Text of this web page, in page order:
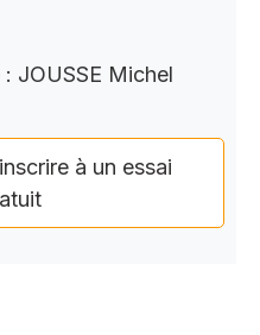
: JOUSSE Michel
à un essai